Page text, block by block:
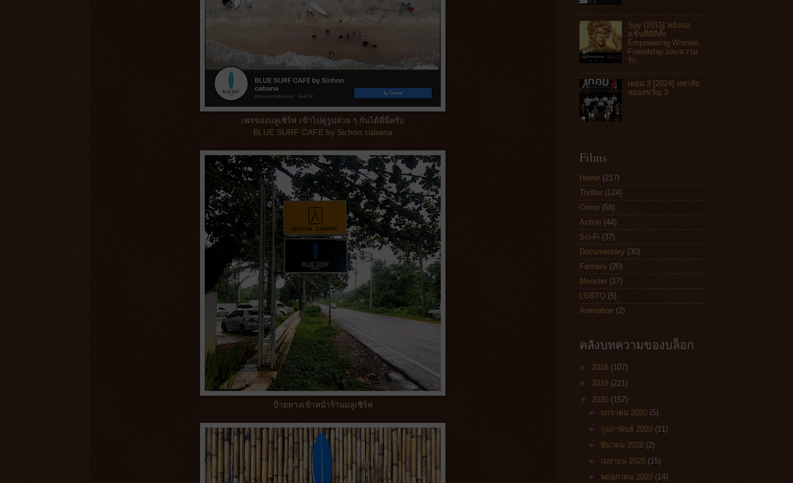
เพจของบลูเซิร์ฟ เข้าไปดูรูปสวย ๆ กันได้ที่นี่ครับ
BLUE SURF CAFE by Sichon cabana
ป้ายทางเข้าหน้าร้านบลูเซิร์ฟ
Spy [2015] หนังแอ
คชันที่มีดีทั้ง
Empowering Women,
Friendship และความ
รัก
เทอม 3 [2024] มหาลัย
สยองขวัญ 3
Films
Horror (217)
Thriller (124)
Crime (58)
Action (44)
Sci-Fi (37)
Documentary (30)
Fantasy (20)
Monster (17)
LGBTQ (5)
Animation (2)
คลังบทความของบล็อก
► 2018 (107)
► 2019 (221)
▼ 2020 (157)
► มกราคม 2020 (5)
► กุมภาพันธ์ 2020 (11)
► มีนาคม 2020 (2)
► เมษายน 2020 (15)
►พฤษภาคม 2020 (14)